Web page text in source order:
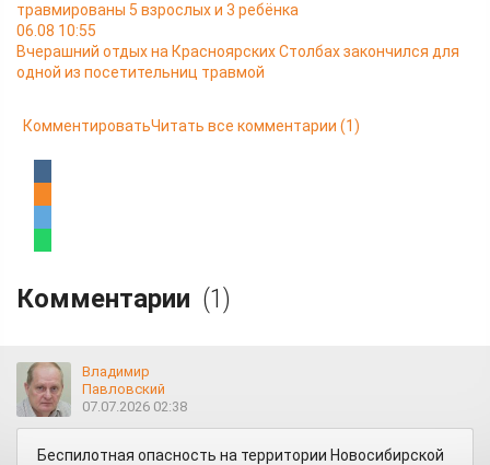
травмированы 5 взрослых и 3 ребёнка
06.08 10:55
Вчерашний отдых на Красноярских Столбах закончился для
одной из посетительниц травмой
КомментироватьЧитать все комментарии (1)
Комментарии (1)
Владимир
Павловский
07.07.2026 02:38
Беспилотная опасность на территории Новосибирской